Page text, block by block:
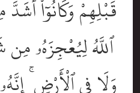
قَبْلِهِمْ وَكَانُوٓاْ
ٱللَّهُ لِيُعْجِزَهُۥ
وَلَا فِى ٱلْأَرْضِ